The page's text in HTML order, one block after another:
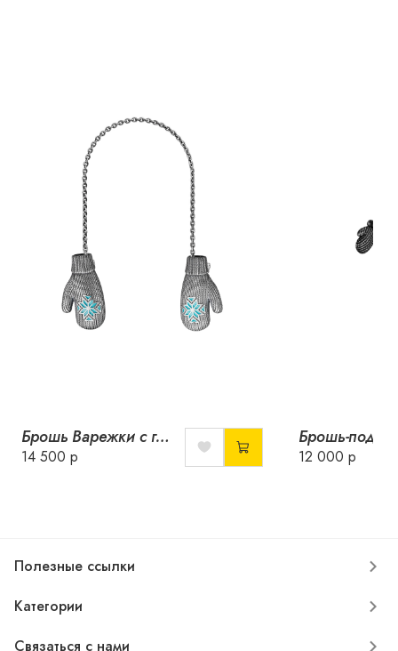
Брошь Варежки с горячей эмалью
14 500 р 12 000 р
Полезные ссылки
Категории
Связаться с нами